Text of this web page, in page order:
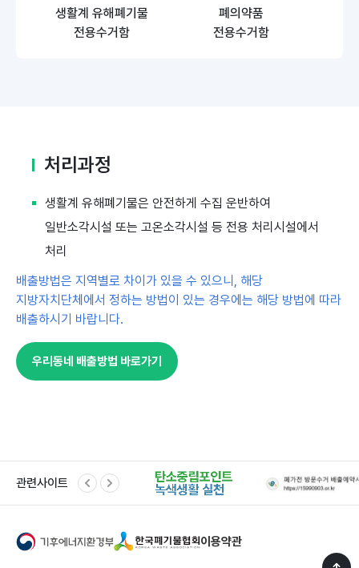
생활계 유해폐기물
전용수거함
폐의약품
전용수거함
처리과정
생활계 유해폐기물은 안전하게 수집 운반하여
일반소각시설 또는 고온소각시설 등 전용 처리시설에서
처리
배출방법은 지역별로 차이가 있을 수 있으니, 해당
지방자치단체에서 정하는 방법이 있는 경우에는 해당 방법에 따라
배출하시기 바랍니다.
우리동네 배출방법 바로가기
관련사이트
이용약관